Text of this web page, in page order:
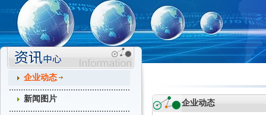
企业动态
新闻图片 企业动态